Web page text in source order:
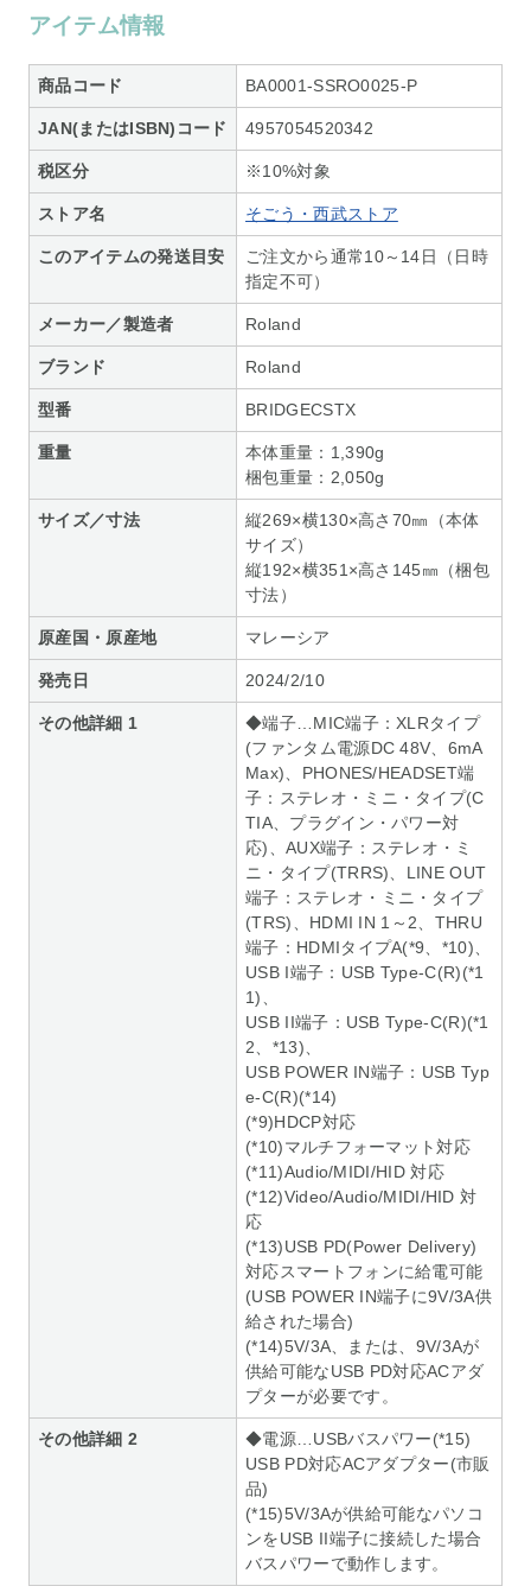
アイテム情報
商品コード BA0001-SSRO0025-P
JAN(またはISBN)コード 4957054520342
税区分 ※10%対象
ストア名 そごう・西武ストア
このアイテムの発送目安
ご注文から通常10～14日（日時
指定不可）
メーカー／製造者 Roland
ブランド Roland
型番 BRIDGECSTX
重量
本体重量：1,390g
梱包重量：2,050g
サイズ／寸法
縦269×横130×高さ70㎜（本体
サイズ）
縦192×横351×高さ145㎜（梱包
寸法）
原産国・原産地 マレーシア
発売日 2024/2/10
その他詳細 1
◆端子…MIC端子：XLRタイプ
(ファンタム電源DC 48V、6mA
Max)、PHONES/HEADSET端
子：ステレオ・ミニ・タイプ(C
TIA、プラグイン・パワー対
応)、AUX端子：ステレオ・ミ
ニ・タイプ(TRRS)、LINE OUT
端子：ステレオ・ミニ・タイプ
(TRS)、HDMI IN 1～2、THRU
端子：HDMIタイプA(*9、*10)、
USB I端子：USB Type-C(R)(*1
1)、
USB II端子：USB Type-C(R)(*1
2、*13)、
USB POWER IN端子：USB Typ
e-C(R)(*14)
(*9)HDCP対応
(*10)マルチフォーマット対応
(*11)Audio/MIDI/HID 対応
(*12)Video/Audio/MIDI/HID 対
応
(*13)USB PD(Power Delivery)
対応スマートフォンに給電可能
(USB POWER IN端子に9V/3A供
給された場合)
(*14)5V/3A、または、9V/3Aが
供給可能なUSB PD対応ACアダ
プターが必要です。
その他詳細 2
◆電源…USBバスパワー(*15)
USB PD対応ACアダプター(市販
品)
(*15)5V/3Aが供給可能なパソコ
ンをUSB II端子に接続した場合
バスパワーで動作します。